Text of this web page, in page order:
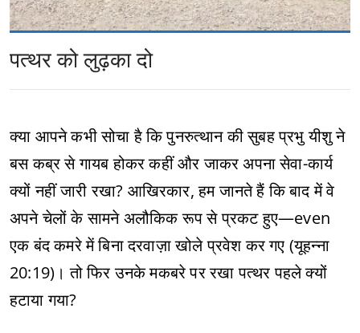
पत्थर को लुढ़का दो
क्या आपने कभी सोचा है कि पुनरुत्थान की सुबह प्रभु यीशु ने
बस कब्र से गायब होकर कहीं और जाकर अपना सेवा-कार्य
क्यों नहीं जारी रखा? आखिरकार, हम जानते हैं कि बाद में वे
अपने चेलों के सामने अलौकिक रूप से प्रकट हुए—even
एक बंद कमरे में बिना दरवाज़ा खोले प्रवेश कर गए (यूहन्ना
20:19)। तो फिर उनके मकबरे पर रखा पत्थर पहले क्यों
हटाया गया?